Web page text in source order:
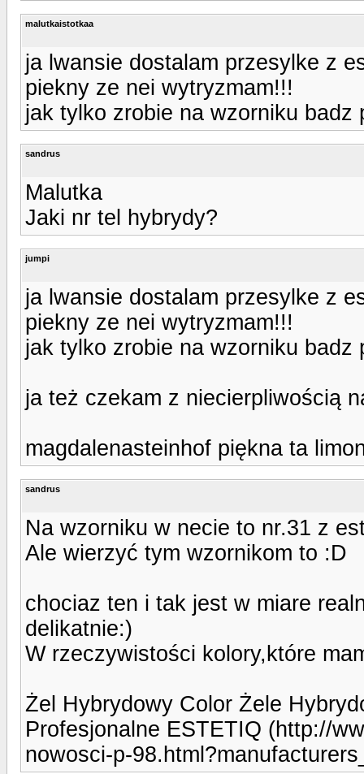
malutkaistotkaa
ja lwansie dostalam przesylke z
piekny ze nei wytryzmam!!!
jak tylko zrobie na wzorniku badz
sandrus
Malutka
Jaki nr tel hybrydy?
jumpi
ja lwansie dostalam przesylke z
piekny ze nei wytryzmam!!!
jak tylko zrobie na wzorniku badz
ja też czekam z niecierpliwością
magdalenasteinhof piękna ta
sandrus
Na wzorniku w necie to nr.31 z
Ale wierzyć tym wzornikom to :D
chociaz ten i tak jest w miare
delikatnie:)
W rzeczywistości kolory,które
Żel Hybrydowy Color Żele
Profesjonalne ESTETIQ (http://
nowosci-p-